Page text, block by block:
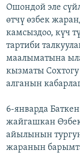
ЭЕ/АРнун
Ошондой эле
өтчү өзбек
камсыздоо, күч
тартиби
маалыматына
кызматы
алганын
6-январда
жайгашкан
айылынын
жаранын